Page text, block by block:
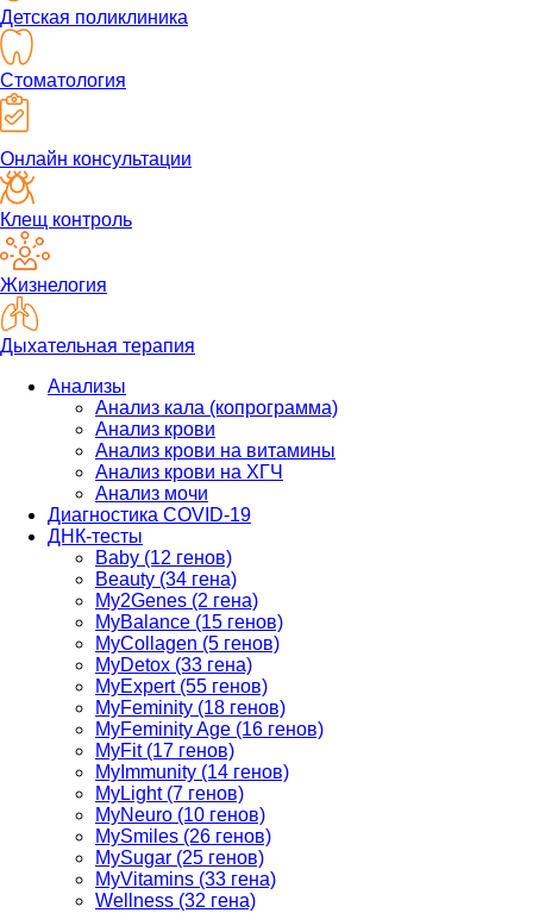
Детская поликлиника
Стоматология
Онлайн консультации
Клещ контроль
Жизнелогия
Дыхательная терапия
Анализы
Анализ кала (копрограмма)
Анализ крови
Анализ крови на витамины
Анализ крови на ХГЧ
Анализ мочи
Диагностика COVID-19
ДНК-тесты
Baby (12 генов)
Beauty (34 гена)
My2Genes (2 гена)
MyBalance (15 генов)
MyCollagen (5 генов)
MyDetox (33 гена)
MyExpert (55 генов)
MyFeminity (18 генов)
MyFeminity Age (16 генов)
MyFit (17 генов)
MyImmunity (14 генов)
MyLight (7 генов)
MyNeuro (10 генов)
MySmiles (26 генов)
MySugar (25 генов)
MyVitamins (33 гена)
Wellness (32 гена)